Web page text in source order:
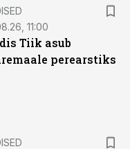
11:00
Tiik asub
perearstiks